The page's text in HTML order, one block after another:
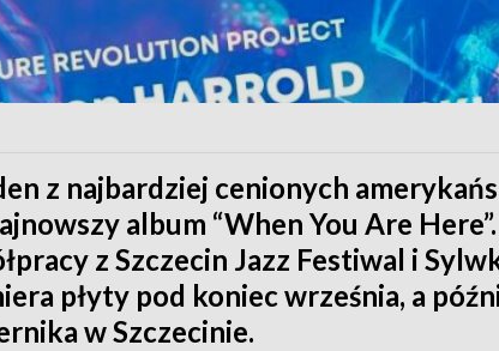
z najbardziej cenionych
album “When You Are
z Szczecin Jazz Festiwal i
płyty pod koniec września, a
w Szczecinie.